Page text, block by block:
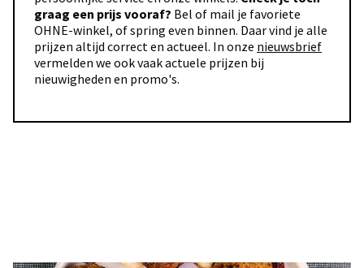
graag een prijs vooraf? Bel of mail je favoriete
OHNE-winkel, of spring even binnen. Daar vind je alle
prijzen altijd correct en actueel. In onze nieuwsbrief
vermelden we ook vaak actuele prijzen bij
nieuwigheden en promo's.